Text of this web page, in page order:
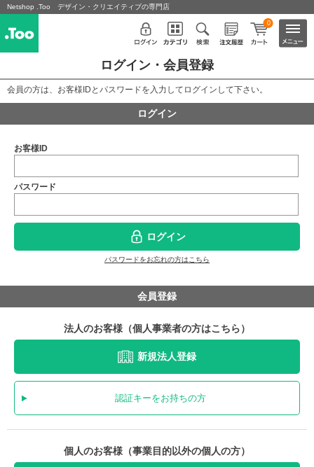
Netshop .Too デザイン・クリエイティブの専門店
0
ログイン・会員登録
会員の方は、お客様IDとパスワードを入力してログインして下さい。
ログイン
お客様ID
パスワード
ログイン
パスワードをお忘れの方はこちら
会員登録
法人のお客様（個人事業者の方はこちら）
新規法人登録
認証キーをお持ちの方
個人のお客様（事業目的以外の個人の方）